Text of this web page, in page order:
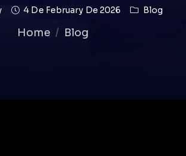
4 De February De 2026 Blog
Home Blog